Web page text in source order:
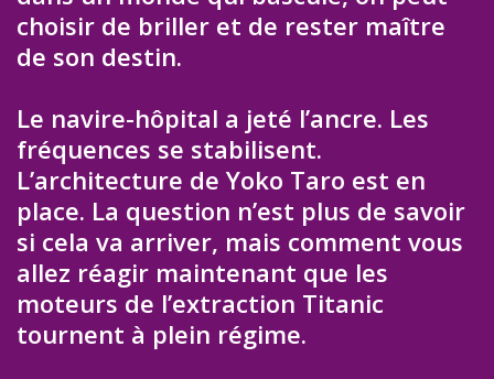
choisir de briller et de rester maître
de son destin.
Le navire-hôpital a jeté l’ancre. Les
fréquences se stabilisent.
L’architecture de Yoko Taro est en
place. La question n’est plus de savoir
si cela va arriver, mais comment vous
allez réagir maintenant que les
moteurs de l’extraction Titanic
tournent à plein régime.